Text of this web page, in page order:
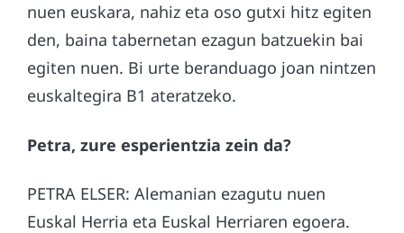
nuen euskara, nahiz eta oso gutxi hitz egiten
den, baina tabernetan ezagun batzuekin bai
egiten nuen. Bi urte beranduago joan nintzen
euskaltegira B1 ateratzeko.
Petra, zure esperientzia zein da?
PETRA ELSER: Alemanian ezagutu nuen
Euskal Herria eta Euskal Herriaren egoera.